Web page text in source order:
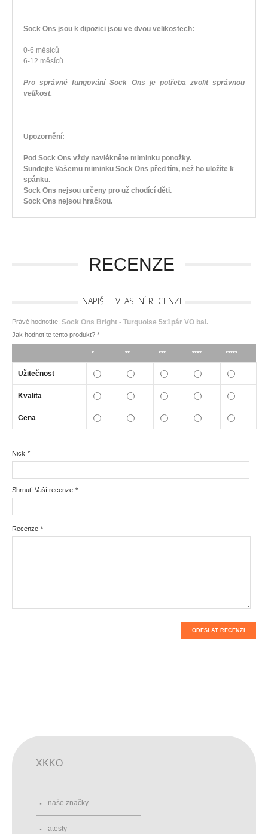
Sock Ons jsou k dipozici jsou ve dvou velikostech:
0-6 měsíců
6-12 měsíců
Pro správné fungování Sock Ons je potřeba zvolit správnou
velikost.
Upozornění:
Pod Sock Ons vždy navlékněte miminku ponožky.
Sundejte Vašemu miminku Sock Ons před tím, než ho uložíte k
spánku.
Sock Ons nejsou určeny pro už chodící děti.
Sock Ons nejsou hračkou.
RECENZE
NAPIŠTE VLASTNÍ RECENZI
Právě hodnotíte: Sock Ons Bright - Turquoise 5x1pár VO bal.
Jak hodnotíte tento produkt? *
* ** *** **** *****
Užitečnost
Kvalita
Cena
*
Nick
*
Shrnutí Vaší recenze
*
Recenze
ODESLAT RECENZI
XKKO
naše značky
atesty